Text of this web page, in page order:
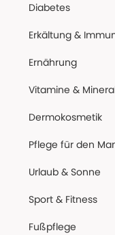
Diabetes
Erkältung &
Ernährung
Vitamine &
Dermokosmetik
Pflege für den
Urlaub & Sonne
Sport & Fitness
Fußpflege